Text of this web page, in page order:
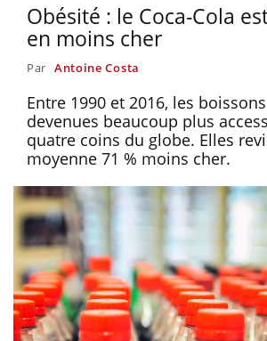
Obésité : le Coca-Cola
en moins cher
Par Antoine Costa
Entre 1990 et 2016, les
devenues beaucoup plus
quatre coins du globe. Elles
moyenne 71 % moins cher.